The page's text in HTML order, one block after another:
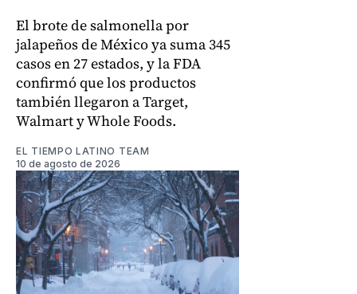
El brote de salmonella por
jalapeños de México ya suma 345
casos en 27 estados, y la FDA
confirmó que los productos
también llegaron a Target,
Walmart y Whole Foods.
EL TIEMPO LATINO TEAM
10 de agosto de 2026